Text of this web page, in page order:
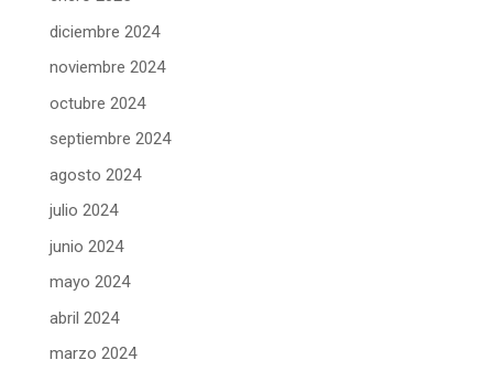
diciembre 2024
noviembre 2024
octubre 2024
septiembre 2024
agosto 2024
julio 2024
junio 2024
mayo 2024
abril 2024
marzo 2024